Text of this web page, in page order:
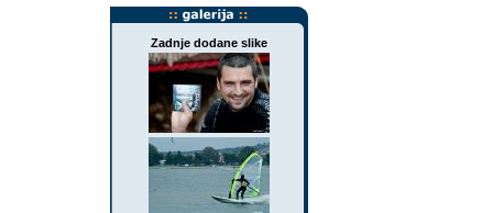
Zadnje dodane slike